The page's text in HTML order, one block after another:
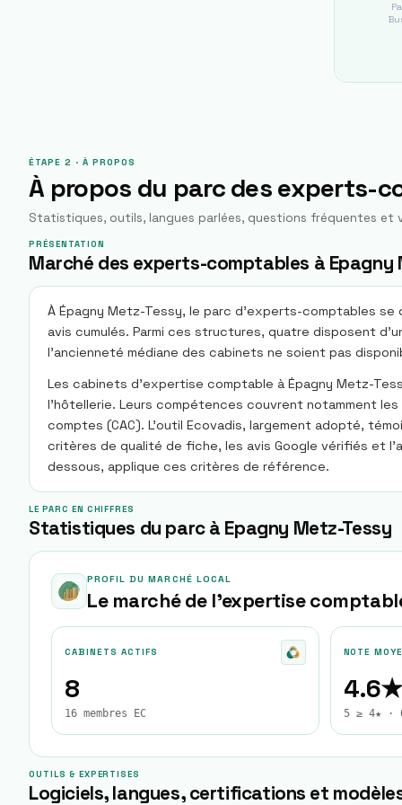
ÉTAPE 2 · À PROPOS
À propos du parc des experts-
Statistiques, outils, langues parlées, questions fréquentes et
PRÉSENTATION
Marché des experts-comptables à Epagny
À Épagny Metz-Tessy, le parc d’experts-comptables
avis cumulés. Parmi ces structures, quatre disposent
l’ancienneté médiane des cabinets ne soient pas
Les cabinets d’expertise comptable à Épagny Metz-
l’hôtellerie. Leurs compétences couvrent notamment
comptes (CAC). L’outil Ecovadis, largement adopté,
critères de qualité de fiche, les avis Google vérifiés et
dessous, applique ces critères de référence.
LE PARC EN CHIFFRES
Statistiques du parc à Epagny Metz-Tessy
PROFIL DU MARCHÉ LOCAL
Le marché de l'expertise
CABINETS ACTIFS
8
16 membres EC
NOTE
4.6★
5 ≥ 4★ ·
OUTILS & EXPERTISES
Logiciels, langues, certifications et